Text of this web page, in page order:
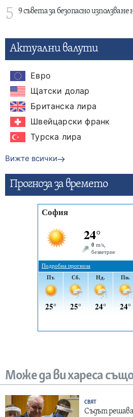
5 9 съвета за безопасно
Актуални валути
Евро
Щатски долар
Британска лира
Швейцарски франк
Турска лира
Вижте всички
Прогнозa за времето
Може да ви хареса
СВЯТ
Съдът